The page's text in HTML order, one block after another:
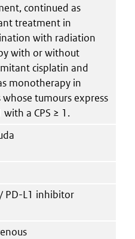
continued as
treatment in
with radiation
with or without
cisplatin and
monotherapy in
whose tumours express
with a CPS ≥ 1.
PD-L1 inhibitor